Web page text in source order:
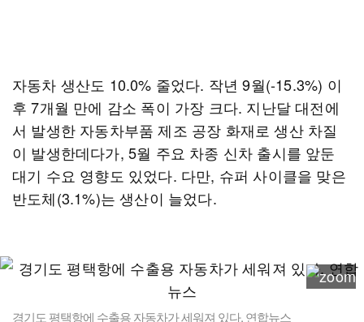
자동차 생산도 10.0% 줄었다. 작년 9월(-15.3%) 이
후 7개월 만에 감소 폭이 가장 크다. 지난달 대전에
서 발생한 자동차부품 제조 공장 화재로 생산 차질
이 발생한데다가, 5월 주요 차종 신차 출시를 앞둔
대기 수요 영향도 있었다. 다만, 슈퍼 사이클을 맞은
반도체(3.1%)는 생산이 늘었다.
경기도 평택항에 수출용 자동차가 세워져 있다. 연합뉴스